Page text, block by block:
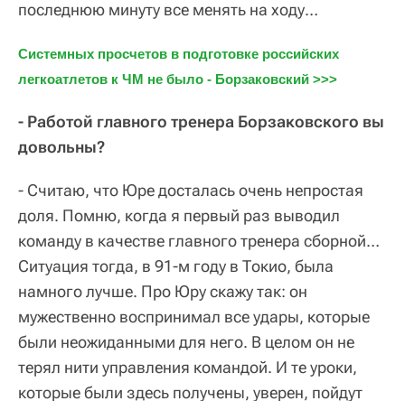
последнюю минуту все менять на ходу…
Системных просчетов в подготовке российских
легкоатлетов к ЧМ не было - Борзаковский >>>
- Работой главного тренера Борзаковского вы
довольны?
- Считаю, что Юре досталась очень непростая
доля. Помню, когда я первый раз выводил
команду в качестве главного тренера сборной…
Ситуация тогда, в 91-м году в Токио, была
намного лучше. Про Юру скажу так: он
мужественно воспринимал все удары, которые
были неожиданными для него. В целом он не
терял нити управления командой. И те уроки,
которые были здесь получены, уверен, пойдут